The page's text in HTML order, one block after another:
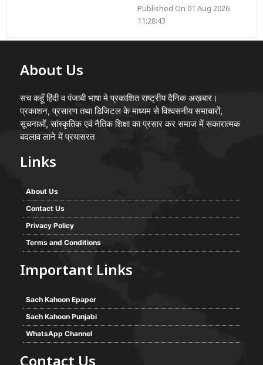
Published On 01 Aug 2026
11:28:43
About Us
सच कहूँ हिंदी व पंजाबी भाषा मे प्रकाशित राष्ट्रीय दैनिक अख़बार।
प्रकाशन, प्रसारण तथा डिजिटल के माध्यम से विश्वसनीय समाचारों,
सूचनाओं, सांस्कृतिक एवं नैतिक शिक्षा का प्रसार कर समाज में सकारात्मक
बदलाव लाने में प्रयासरत
Links
About Us
Contact Us
Privacy Policy
Terms and Conditions
Important Links
Sach Kahoon Epaper
Sach Kahoon Punjabi
WhatsApp Channel